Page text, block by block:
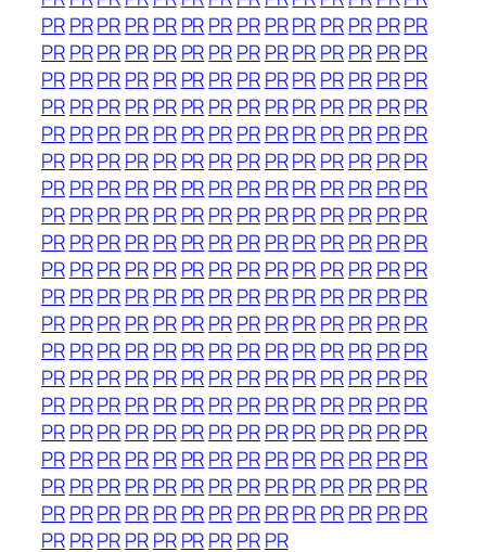
PRPRPRPRPR PRPRPRPRPRPRPR PRPR
PRPRPRPRPR PRPRPRPRPRPRPR PRPR
PRPRPRPRPR PRPRPRPRPRPRPR PRPR
PRPRPRPRPR PRPRPRPRPRPRPR PRPR
PRPRPRPRPR PRPRPRPRPRPRPR PRPR
PRPRPRPRPR PRPRPRPRPRPRPR PRPR
PRPRPRPRPR PRPRPRPRPRPRPR PRPR
PRPRPRPRPR PRPRPRPRPRPRPR PRPR
PRPRPRPRPR PRPRPRPRPRPRPR PRPR
PRPRPRPRPR PRPRPRPRPRPRPR PRPR
PRPRPRPRPR PRPRPRPRPRPRPR PRPR
PRPRPRPRPR PRPRPRPRPRPRPR PRPR
PRPRPRPRPR PRPRPRPRPRPRPR PRPR
PRPRPRPRPR PRPRPRPRPRPRPR PRPR
PRPRPRPRPR PRPRPRPRPRPRPR PRPR
PRPRPRPRPR PRPRPRPRPRPRPR PRPR
PRPRPRPRPR PRPRPRPRPRPRPR PRPR
PRPRPRPRPR PRPRPRPRPRPRPR PRPR
PRPRPRPRPR PRPRPRPRPRPRPR PRPR
PRPRPRPRPR PRPRPRPR